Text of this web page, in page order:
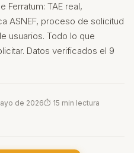
Ferratum: TAE real,
ASNEF, proceso de solicitud
usuarios. Todo lo que
Datos verificados el 9
de 2026⏱ 15 min lectura